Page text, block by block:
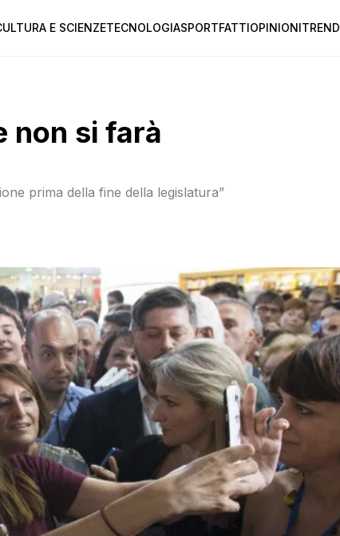
E SCIENZETECNOLOGIASPORTFATTIOPINIONITREND
non si farà
prima della fine della legislatura”